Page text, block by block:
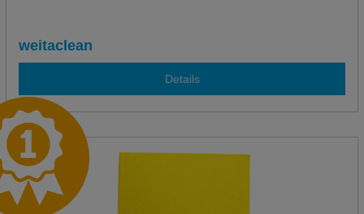
weitaclean
Details